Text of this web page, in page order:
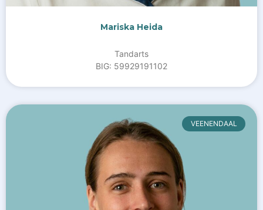
Mariska Heida
Tandarts
BIG: 59929191102
VEENENDAAL